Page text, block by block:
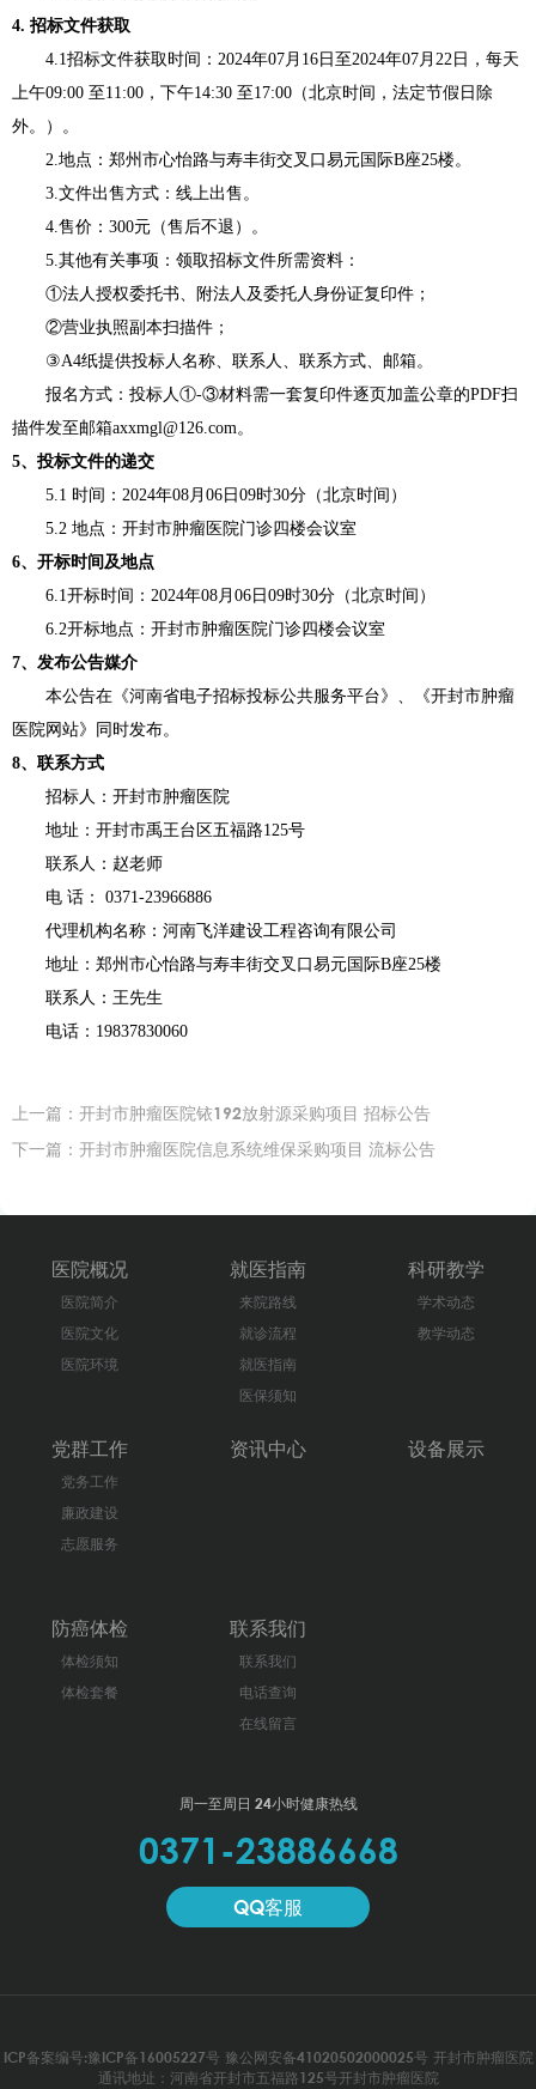
4. 招标文件获取
4.1招标文件获取时间：2024年07月 16 日至2024年07月 22 日，每天
上午09:00 至11:00，下午14:30 至17:00（北京时间，法定节假日除
外。）。
2.地点：郑州市心怡路与寿丰街交叉口易元国际B座25楼。
3.文件出售方式：线上出售。
4.售价： 300元（售后不退）。
5.其他有关事项：领取招标文件所需资料：
①法人授权委托书、附法人及委托人身份证复印件；
②营业执照副本扫描件；
③A4纸提供投标人名称、联系人、联系方式、邮箱。
报名方式： 投标人①-③材料需一套复印件逐页加盖公章的PDF扫
描件发至邮箱axxmgl@126.com。
5、 投标文件的递交
5.1 时间： 2024年08月 06 日 09时30分（北京时间）
5.2 地点：开封市肿瘤医院门诊四楼会议室
6、开标时间及地点
6.1开标时间：2024年08月 06 日 09时30分（北京时间）
6.2开标地点： 开封市肿瘤医院门诊四楼会议室
7、发布公告媒介
本公告在 《河南省电子招标投标公共服务平台》、《开封市肿瘤
医院网站》
同时发布。
8、联系方式
招标人：开封市肿瘤医院
地址：开封市禹王台区五福路125号
联系人：赵老师
电 话：
0371-23966886
代理机构名称：河南飞洋建设工程咨询有限公司
地址：郑州市心怡路与寿丰街交叉口易元国际B座25楼
联系人： 王先生
电话： 19837830060
上一篇： 开封市肿瘤医院铱192放射源采购项目 招标公告
下一篇： 开封市肿瘤医院信息系统维保采购项目 流标公告
医院概况
医院简介
医院文化
医院环境
就医指南
来院路线
就诊流程
就医指南
医保须知
科研教学
学术动态
教学动态
党群工作
党务工作
廉政建设
志愿服务
资讯中心 设备展示
防癌体检
体检须知
体检套餐
联系我们
联系我们
电话查询
在线留言
周一至周日 24小时健康热线
0371-23886668
QQ客服
ICP备案编号:豫ICP备16005227号 豫公网安备41020502000025号 开封市肿瘤医院
通讯地址：河南省开封市五福路125号开封市肿瘤医院